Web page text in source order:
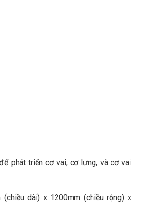
phát triển cơ vai, cơ lưng, và cơ vai
dài) x 1200mm (chiều rộng) x